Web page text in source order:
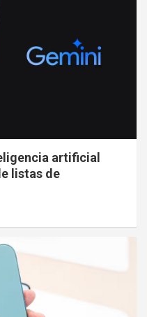
artificial
listas de